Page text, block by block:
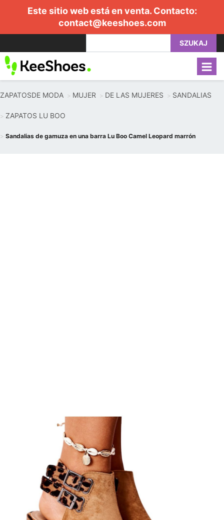
Este sitio web está en venta. Contacto:
contact@keeshoes.com
SZUKAJ
ZAPATOSDE MODA MUJER DE LAS MUJERES SANDALIAS
ZAPATOS LU BOO
Sandalias de gamuza en una barra Lu Boo Camel Leopard marrón